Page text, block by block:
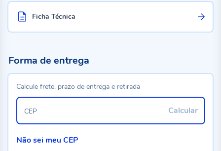
Ficha Técnica
Forma de entrega
Calcule frete, prazo de entrega e retirada
Calcular
CEP
Não sei meu CEP